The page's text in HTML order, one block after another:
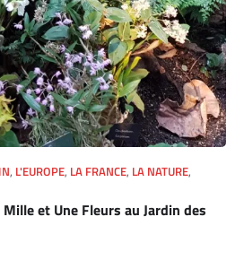
, L'EUROPE, LA FRANCE, LA NATURE,
et Une Fleurs au Jardin des